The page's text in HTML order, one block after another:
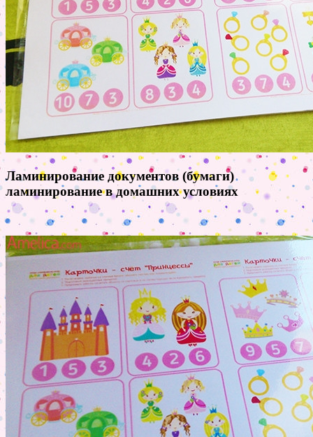
Ламинирование документов (бумаги)
ламинирование в домашних условиях